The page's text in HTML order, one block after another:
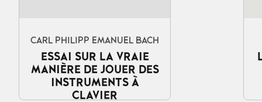
CARL PHILIPP EMANUEL BACH
ESSAI SUR LA VRAIE
MANIÈRE DE JOUER DES
INSTRUMENTS À
CLAVIER